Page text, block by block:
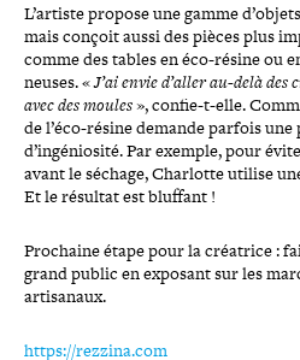
L’artiste propose une gamme
mais conçoit aussi des pièces plus
comme des tables en éco-​résine ou
neuses. «J’ai envie d’aller au-​delà des
avec des moules», confie-​t-​elle.
de l’éco-résine demande parfois
d’ingéniosité. Par exemple, pour
avant le séchage, Charlotte utilise
Et le résultat est bluffant !
Prochaine étape pour la créatrice :
grand public en exposant sur les
artisanaux.
https://​rezzina​.com